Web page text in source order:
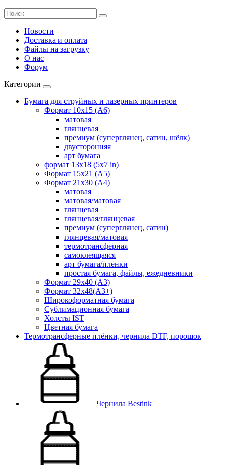
Новости
Доставка и оплата
Файлы на загрузку
О нас
Форум
Категории
Бумага для струйных и лазерных принтеров
Формат 10х15 (A6)
матовая
глянцевая
премиум (суперглянец, сатин, шёлк)
двусторонняя
арт бумага
формат 13x18 (5x7 in)
Формат 15х21 (A5)
Формат 21х30 (А4)
матовая
матовая/матовая
глянцевая
глянцевая/глянцевая
премиум (суперглянец, сатин)
глянцевая/матовая
термотрансферная
самоклеящаяся
арт бумага/плёнки
простая бумага, файлы, ежедневники
Формат 29х40 (А3)
Формат 32х48(А3+)
Широкоформатная бумага
Сублимационная бумага
Холсты IST
Цветная бумага
Термотрансферные плёнки, чернила DTF, порошок
Чернила Bestink